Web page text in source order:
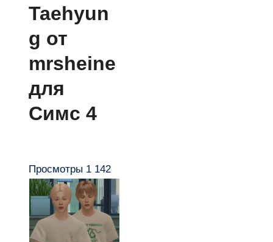
Taehyun
g от
mrsheine
для
Симс 4
Просмотры 1 142